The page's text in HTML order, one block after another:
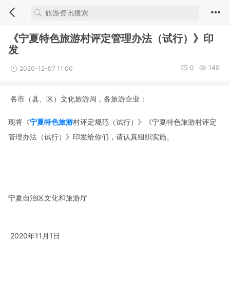
《宁夏特色旅游村评定管理办法（试行）》印
发
2020-12-07 11:00 140
0
各市（县、区）文化旅游局，各旅游企业：
现将《宁夏特色旅游村评定规范（试行）》《宁夏特色旅游村评定
管理办法（试行）》印发给你们，请认真组织实施。
宁夏自治区文化和旅游厅
2020年11月1日